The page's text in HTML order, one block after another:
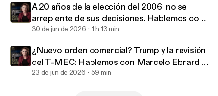
A 20 años de la elección del 2006, no se
arrepiente de sus decisiones. Hablemos con
Luis Carlos Ugalde | Episodio 39
30 de jun de 2026 1 h 13 min
¿Nuevo orden comercial? Trump y la revisión
del T-MEC: Hablemos con Marcelo Ebrard |
Episodio 38
23 de jun de 2026 59 min